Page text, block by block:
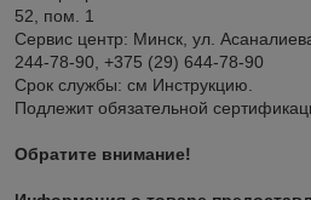
52, пом. 1
Сервис центр: Минск, ул.
244-78-90, +375 (29) 644-78-90
Срок службы: см Инструкцию.
Подлежит обязательной
Обратите внимание!